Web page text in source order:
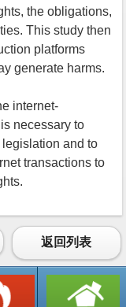
the obligations,
This study then
platforms
generate harms.
internet-
necessary to
legislation and to
transactions to
返回列表